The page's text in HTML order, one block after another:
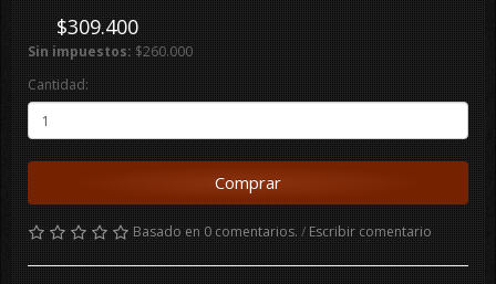
$309.400
Sin impuestos:$260.000
Cantidad:
Comprar
Basado en 0 comentarios./Escribir comentario